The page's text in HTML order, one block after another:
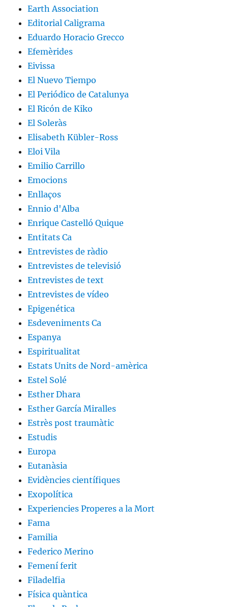
Earth Association
Editorial Caligrama
Eduardo Horacio Grecco
Efemèrides
Eivissa
El Nuevo Tiempo
El Periódico de Catalunya
El Ricón de Kiko
El Soleràs
Elisabeth Kübler-Ross
Eloi Vila
Emilio Carrillo
Emocions
Enllaços
Ennio d'Alba
Enrique Castelló Quique
Entitats Ca
Entrevistes de ràdio
Entrevistes de televisió
Entrevistes de text
Entrevistes de vídeo
Epigenética
Esdeveniments Ca
Espanya
Espiritualitat
Estats Units de Nord-amèrica
Estel Solé
Esther Dhara
Esther García Miralles
Estrès post traumàtic
Estudis
Europa
Eutanàsia
Evidències científiques
Exopolítica
Experiencies Properes a la Mort
Fama
Familia
Federico Merino
Femení ferit
Filadelfia
Física quàntica